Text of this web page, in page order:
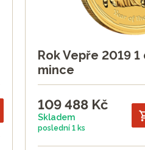
Rok Vepře 2019
mince
109 488 Kč
Skladem
poslední 1 ks